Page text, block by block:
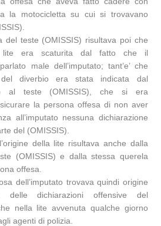
la motocicletta su cui si trovavano
del teste (OMISSIS) risultava poi che
lite era scaturita dal fatto che il
male dell’imputato; tant’e’ che
diverbio era stata indicata dal
al teste (OMISSIS), che si era
la persona offesa di non aver
all’imputato nessuna dichiarazione
del (OMISSIS).
della lite risultava anche dalla
(OMISSIS) e dalla stessa querela
offesa.
dell’imputato trovava quindi origine
delle dichiarazioni offensive del
nella lite avvenuta qualche giorno
agenti di polizia.